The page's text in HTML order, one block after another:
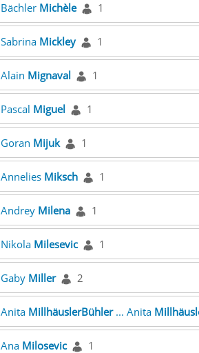
Bächler Michèle 1
Sabrina Mickley 1
Alain Mignaval 1
Pascal Miguel 1
Goran Mijuk 1
Annelies Miksch 1
Andrey Milena 1
Nikola Milesevic 1
Gaby Miller 2
Anita MillhäuslerBühler... Anita
Ana Milosevic 1